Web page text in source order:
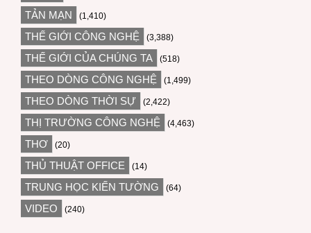
TẢN MẠN (1,410)
THẾ GIỚI CÔNG NGHỆ (3,388)
THẾ GIỚI CỦA CHÚNG TA (518)
THEO DÒNG CÔNG NGHỆ (1,499)
THEO DÒNG THỜI SỰ (2,422)
THỊ TRƯỜNG CÔNG NGHỆ (4,463)
THƠ (20)
THỦ THUẬT OFFICE (14)
TRUNG HỌC KIẾN TƯỜNG (64)
VIDEO (240)